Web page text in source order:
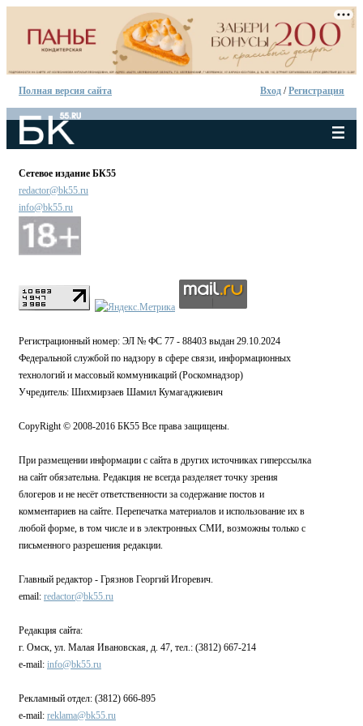
Полная версия сайта Вход /Регистрация
Сетевое издание БК55
redactor@bk55.ru
info@bk55.ru
Регистрационный номер: ЭЛ № ФС 77 - 88403 выдан 29.10.2024
Федеральной службой по надзору в сфере связи, информационных
технологий и массовый коммуникаций (Роскомнадзор)
Учредитель: Шихмирзаев Шамил Кумагаджиевич
CopyRight © 2008-2016 БК55 Все права защищены.
При размещении информации с сайта в других источниках гиперссылка
на сайт обязательна. Редакция не всегда разделяет точку зрения
блогеров и не несёт ответственности за содержание постов и
комментариев на сайте. Перепечатка материалов и использование их в
любой форме, в том числе и в электронных СМИ, возможны только с
письменного разрешения редакции.
Главный редактор - Грязнов Георгий Игоревич.
email: redactor@bk55.ru
Редакция сайта:
г. Омск, ул. Малая Ивановская, д. 47, тел.: (3812) 667-214
e-mail: info@bk55.ru
Рекламный отдел: (3812) 666-895
e-mail: reklama@bk55.ru